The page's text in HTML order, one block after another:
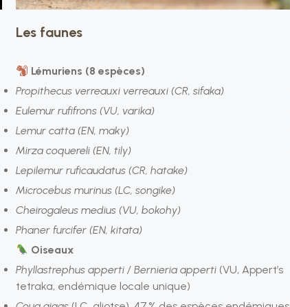
Les faunes
Lémuriens (8 espèces)
Propithecus verreauxi verreauxi (CR, sifaka)
Eulemur rufifrons (VU, varika)
Lemur catta (EN, maky)
Mirza coquereli (EN, tily)
Lepilemur ruficaudatus (CR, hatake)
Microcebus murinus (LC, songike)
Cheirogaleus medius (VU, bokohy)
Phaner furcifer (EN, kitata)
Oiseaux
Phyllastrephus apperti / Bernieria apperti(VU, Appert’s
tetraka, endémique locale unique)